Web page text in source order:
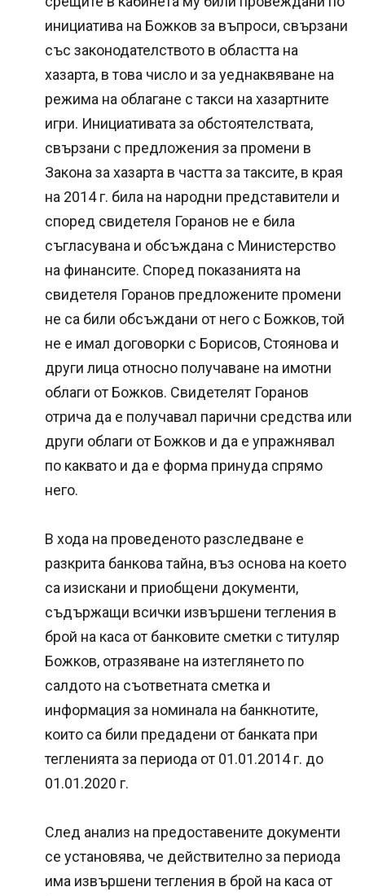
инициатива на Божков за въпроси, свързани
със законодателството в областта на
хазарта, в това число и за уеднаквяване на
режима на облагане с такси на хазартните
игри. Инициативата за обстоятелствата,
свързани с предложения за промени в
Закона за хазарта в частта за таксите, в края
на 2014 г. била на народни представители и
според свидетеля Горанов не е била
съгласувана и обсъждана с Министерство
на финансите. Според показанията на
свидетеля Горанов предложените промени
не са били обсъждани от него с Божков, той
не е имал договорки с Борисов, Стоянова и
други лица относно получаване на имотни
облаги от Божков. Свидетелят Горанов
отрича да е получавал парични средства или
други облаги от Божков и да е упражнявал
по каквато и да е форма принуда спрямо
него.
В хода на проведеното разследване е
разкрита банкова тайна, въз основа на което
са изискани и приобщени документи,
съдържащи всички извършени тегления в
брой на каса от банковите сметки с титуляр
Божков, отразяване на изтеглянето по
салдото на съответната сметка и
информация за номинала на банкнотите,
които са били предадени от банката при
тегленията за периода от 01.01.2014 г. до
01.01.2020 г.
След анализ на предоставените документи
се установява, че действително за периода
има извършени тегления в брой на каса от